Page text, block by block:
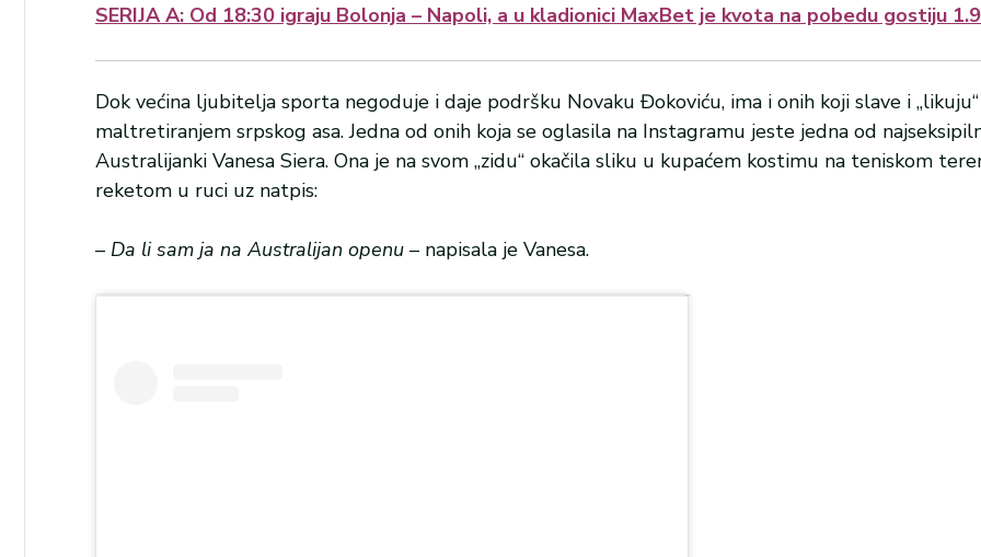
SERIJA A: Od 18:30 igraju Bolonja – Napoli, a u kladionici MaxBet je kvota na pobedu gostiju
Dok većina ljubitelja sporta negoduje i daje podršku Novaku Đokoviću, ima i onih koji slave i
maltretiranjem srpskog asa. Jedna od onih koja se oglasila na Instagramu jeste jedna od
Australijanki Vanesa Siera. Ona je na svom „zidu“ okačila sliku u kupaćem kostimu na teniskom
reketom u ruci uz natpis:
– Da li sam ja na Australijan openu – napisala je Vanesa.